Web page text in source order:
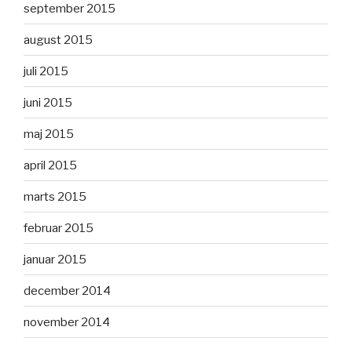
september 2015
august 2015
juli 2015
juni 2015
maj 2015
april 2015
marts 2015
februar 2015
januar 2015
december 2014
november 2014